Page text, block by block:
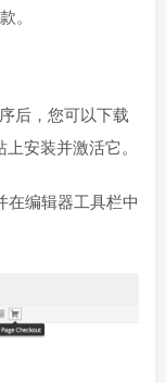
。
后，您可以下载
安装并激活它。
在编辑器工具栏中